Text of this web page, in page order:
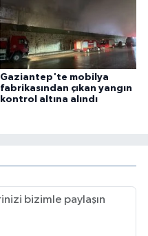
Gaziantep'te mobilya
fabrikasından çıkan yangın
kontrol altına alındı